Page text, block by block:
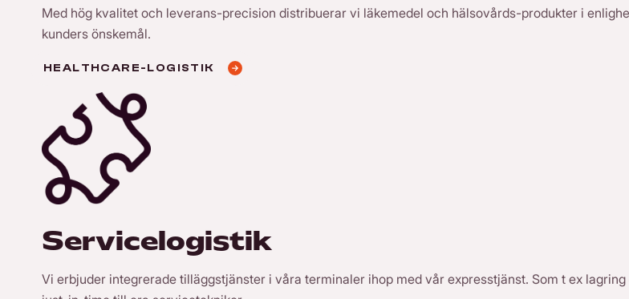
Med hög kvalitet och leverans-precision distribuerar vi läkemedel och hälsovårds-produkter i
kunders önskemål.
HEALTHCARE-LOGISTIK
Servicelogistik
Vi erbjuder integrerade tilläggstjänster i våra terminaler ihop med vår expresstjänst. Som t ex